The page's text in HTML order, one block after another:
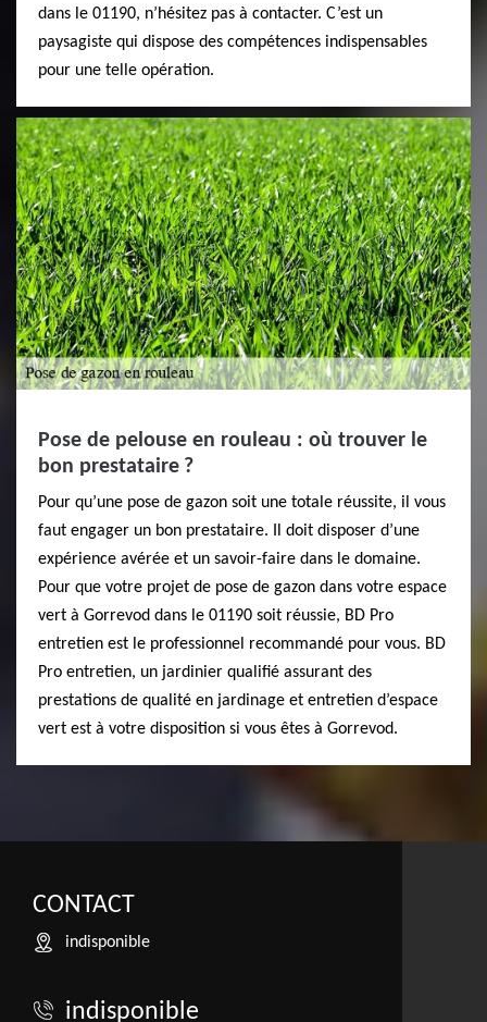
dans le 01190, n’hésitez pas à contacter. C’est un
paysagiste qui dispose des compétences indispensables
pour une telle opération.
Pose de pelouse en rouleau : où trouver le
bon prestataire ?
Pour qu’une pose de gazon soit une totale réussite, il vous
faut engager un bon prestataire. Il doit disposer d’une
expérience avérée et un savoir-faire dans le domaine.
Pour que votre projet de pose de gazon dans votre espace
vert à Gorrevod dans le 01190 soit réussie, BD Pro
entretien est le professionnel recommandé pour vous. BD
Pro entretien, un jardinier qualifié assurant des
prestations de qualité en jardinage et entretien d’espace
vert est à votre disposition si vous êtes à Gorrevod.
CONTACT
indisponible
indisponible